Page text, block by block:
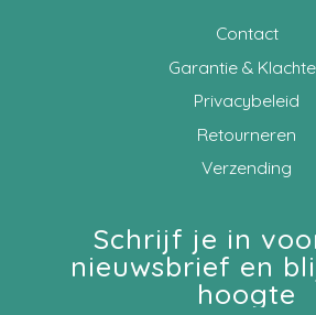
Contact
Garantie &
Privacybeleid
Retourneren
Verzending
Schrijf je in
nieuwsbrief en
hoogte